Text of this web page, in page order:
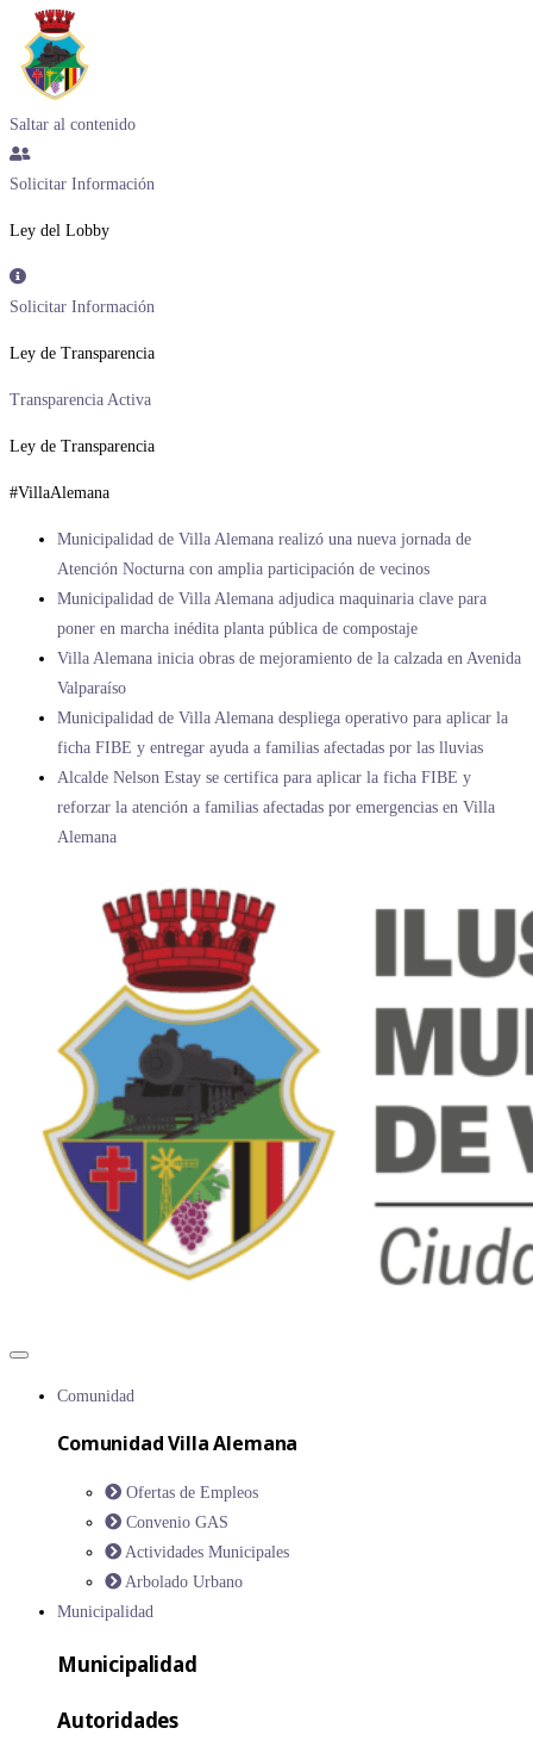
Saltar al contenido
Solicitar Información
Ley del Lobby
Solicitar Información
Ley de Transparencia
Transparencia Activa
Ley de Transparencia
#VillaAlemana
Municipalidad de Villa Alemana realizó una nueva jornada de
Atención Nocturna con amplia participación de vecinos
Municipalidad de Villa Alemana adjudica maquinaria clave para
poner en marcha inédita planta pública de compostaje
Villa Alemana inicia obras de mejoramiento de la calzada en Avenida
Valparaíso
Municipalidad de Villa Alemana despliega operativo para aplicar la
ficha FIBE y entregar ayuda a familias afectadas por las lluvias
Alcalde Nelson Estay se certifica para aplicar la ficha FIBE y
reforzar la atención a familias afectadas por emergencias en Villa
Alemana
Comunidad
Comunidad Villa Alemana
Ofertas de Empleos
Convenio GAS
Actividades Municipales
Arbolado Urbano
Municipalidad
Municipalidad
Autoridades